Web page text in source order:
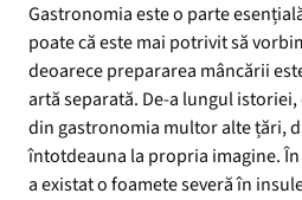
Gastronomia este o parte
poate că este mai potrivit să
deoarece prepararea mâncării
artă separată. De-a lungul
din gastronomia multor alte țări,
întotdeauna la propria imagine.
a existat o foamete severă în